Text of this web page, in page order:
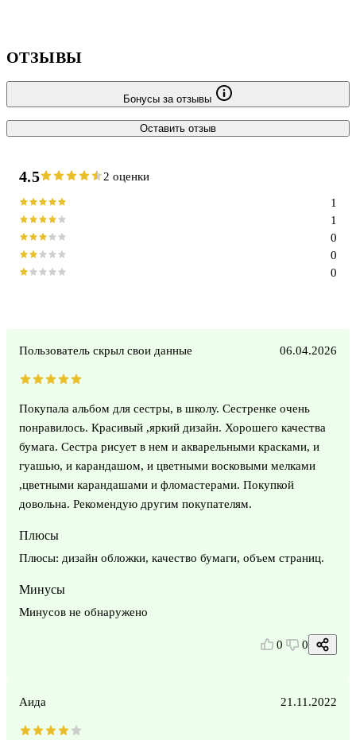
ОТЗЫВЫ
Бонусы за отзывы
Оставить отзыв
4.5 2 оценки
0
0
0
1
1
Пользователь скрыл свои данные 06.04.2026
Покупала альбом для сестры, в школу. Сестренке очень
понравилось. Красивый ,яркий дизайн. Хорошего качества
бумага. Сестра рисует в нем и акварельными красками, и
гуашью, и карандашом, и цветными восковыми мелками
,цветными карандашами и фломастерами. Покупкой
довольна. Рекомендую другим покупателям.
Плюсы
Плюсы: дизайн обложки, качество бумаги, объем страниц.
Минусы
Минусов не обнаружено
0 0
Аида 21.11.2022